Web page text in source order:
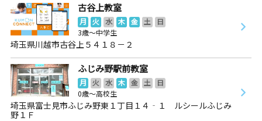
古谷上教室
月 火 水 木 金 土
日
3歳～中学生
埼玉県川越市古谷上５４１８－２
ふじみ野駅前教室
月 火 水 木 金 土
日
0歳～高校生
埼玉県富士見市ふじみ野東１丁目１４‐１ ルシールふじみ
野１Ｆ